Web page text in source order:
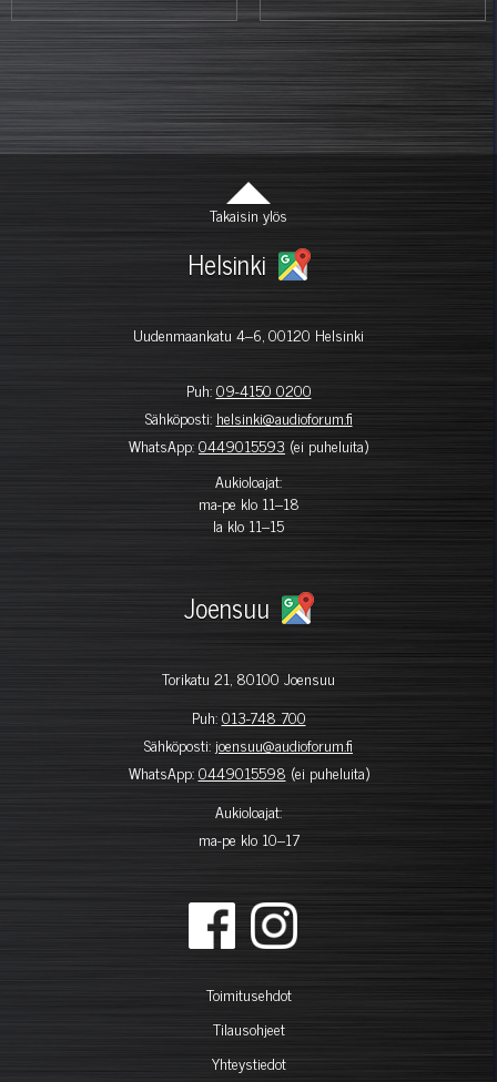
Takaisin ylös
Helsinki
Uudenmaankatu 4–6, 00120 Helsinki
Puh:09-4150 0200
Sähköposti: helsinki@audioforum.fi
WhatsApp:0449015593 (ei puheluita)
Aukioloajat:
ma-pe klo 11–18
la klo 11–15
Joensuu
Torikatu 21, 80100 Joensuu
Puh:013-748 700
Sähköposti: joensuu@audioforum.fi
WhatsApp:0449015598 (ei puheluita)
Aukioloajat:
ma-pe klo 10–17
Toimitusehdot
Tilausohjeet
Yhteystiedot